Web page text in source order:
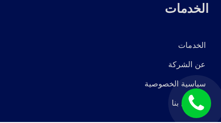
الخدمات
الخدمات
عن الشركة
سياسية الخصوصية
للاتصال بنااتصل